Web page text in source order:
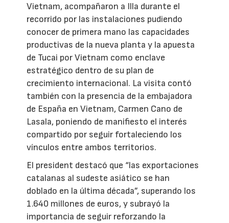
Vietnam, acompañaron a Illa durante el
recorrido por las instalaciones pudiendo
conocer de primera mano las capacidades
productivas de la nueva planta y la apuesta
de Tucai por Vietnam como enclave
estratégico dentro de su plan de
crecimiento internacional. La visita contó
también con la presencia de la embajadora
de España en Vietnam, Carmen Cano de
Lasala, poniendo de manifiesto el interés
compartido por seguir fortaleciendo los
vínculos entre ambos territorios.
El president destacó que “las exportaciones
catalanas al sudeste asiático se han
doblado en la última década”, superando los
1.640 millones de euros, y subrayó la
importancia de seguir reforzando la